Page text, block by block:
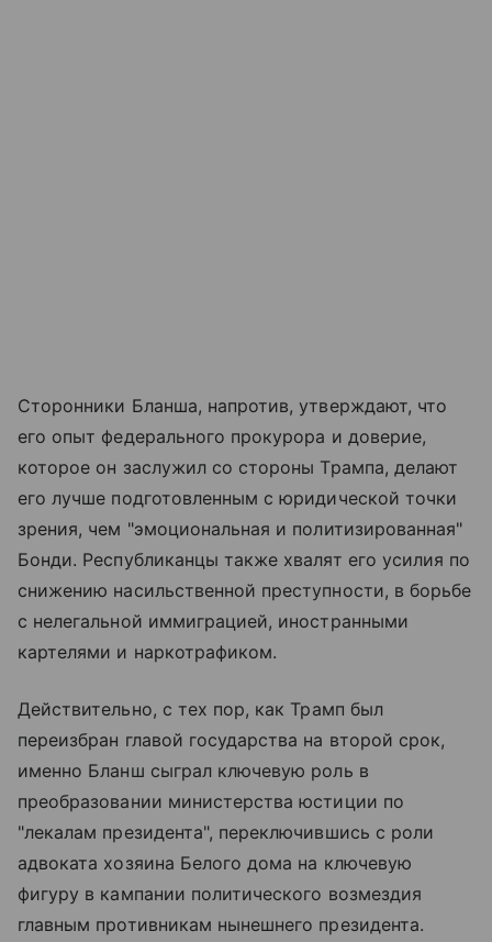
Сторонники Бланша, напротив, утверждают, что
его опыт федерального прокурора и доверие,
которое он заслужил со стороны Трампа, делают
его лучше подготовленным с юридической точки
зрения, чем "эмоциональная и политизированная"
Бонди. Республиканцы также хвалят его усилия по
снижению насильственной преступности, в борьбе
с нелегальной иммиграцией, иностранными
картелями и наркотрафиком.
Действительно, с тех пор, как Трамп был
переизбран главой государства на второй срок,
именно Бланш сыграл ключевую роль в
преобразовании министерства юстиции по
"лекалам президента", переключившись с роли
адвоката хозяина Белого дома на ключевую
фигуру в кампании политического возмездия
главным противникам нынешнего президента.